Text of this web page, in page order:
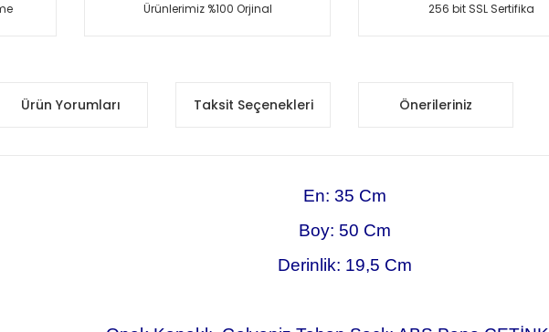
Ürünlerimiz %100 Orjinal 256 bit SSL Sertifika
Ürün Yorumları Taksit Seçenekleri Önerileriniz
En: 35 Cm
Boy: 50 Cm
Derinlik: 19,5 Cm